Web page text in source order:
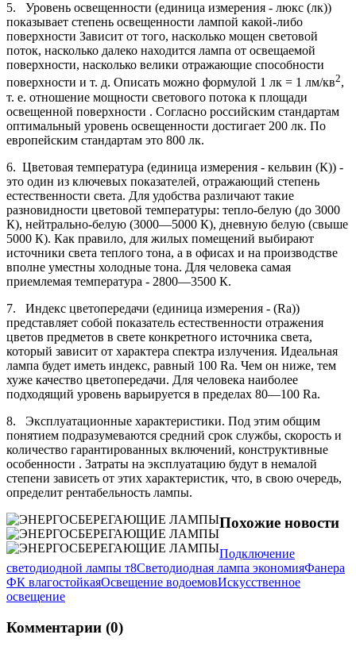
5. Уровень освещенности (единица измерения - люкс (лк))
показывает степень освещенности лампой какой-либо
поверхности Зависит от того, насколько мощен световой
поток, насколько далеко находится лампа от освещаемой
поверхности, насколько велики отражающие способности
поверхности и т. д. Описать можно формулой 1 лк = 1 лм/кв2,
т. е. отношение мощности светового потока к площади
освещенной поверхности . Согласно российским стандартам
оптимальный уровень освещенности достигает 200 лк. По
европейским стандартам это 800 лк.
6. Цветовая температура (единица измерения - кельвин (К)) -
это один из ключевых показателей, отражающий степень
естественности света. Для удобства различают такие
разновидности цветовой температуры: тепло-белую (до 3000
К), нейтрально-белую (3000—5000 К), дневную белую (свыше
5000 К). Как правило, для жилых помещений выбирают
источники света теплого тона, а в офисах и на производстве
вполне уместны холодные тона. Для человека самая
приемлемая температура - 2800—3500 К.
7. Индекс цветопередачи (единица измерения - (Ra))
представляет собой показатель естественности отражения
цветов предметов в свете конкретного источника света,
который зависит от характера спектра излучения. Идеальная
лампа будет иметь индекс, равный 100 Ra. Чем он ниже, тем
хуже качество цветопередачи. Для человека наиболее
подходящий уровень варьируется в пределах 80—100 Ra.
8. Эксплуатационные характеристики. Под этим общим
понятием подразумеваются средний срок службы, скорость и
количество гарантированных включений, конструктивные
особенности . Затраты на эксплуатацию будут в немалой
степени зависеть от этих характеристик, что, в свою очередь,
определит рентабельность лампы.
Похожие новости
Подключение
светодиодной лампы т8Светодиодная лампа экономияФанера
ФК влагостойкаяОсвещение водоемовИскусственное
освещение
Комментарии (0)